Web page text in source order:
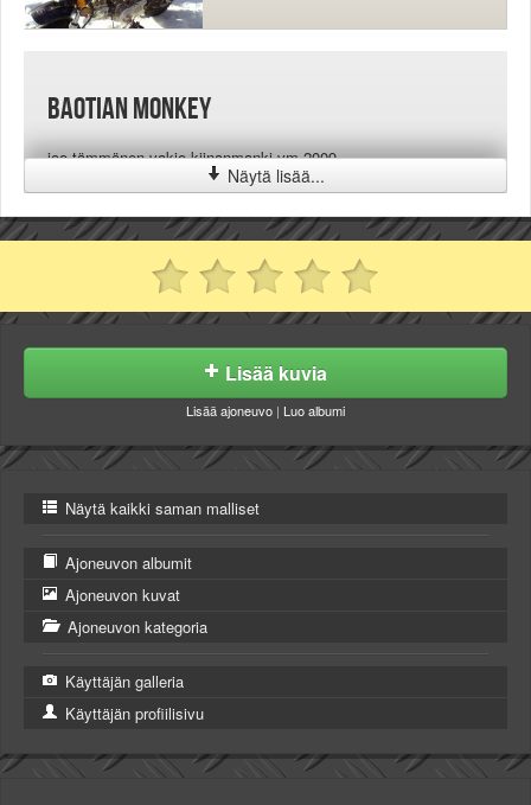
Näytä lisää...
Baotian Monkey
joo tämmönen vakio kiinanmanki vm.2009
Lisää kuvia
Lisää ajoneuvo | Luo albumi
Näytä kaikki saman malliset
Ajoneuvon albumit
Ajoneuvon kuvat
Ajoneuvon kategoria
Käyttäjän galleria
Käyttäjän profiilisivu